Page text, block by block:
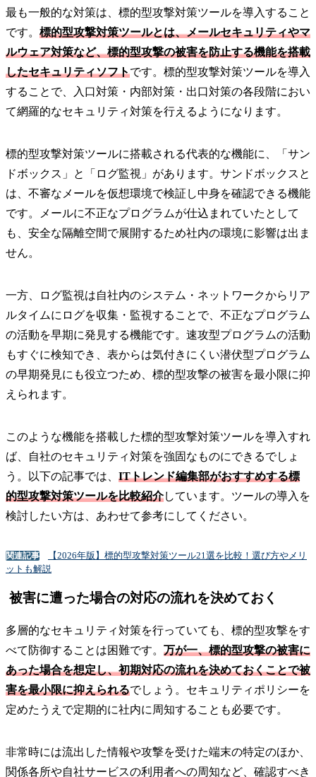
最も一般的な対策は、標的型攻撃対策ツールを導入すること
です。 標的型攻撃対策ツールとは、メールセキュリティやマ
ルウェア対策など、標的型攻撃の被害を防止する機能を搭載
したセキュリティソフトです。標的型攻撃対策ツールを導入
することで、入口対策・内部対策・出口対策の各段階におい
て網羅的なセキュリティ対策を行えるようになります。
標的型攻撃対策ツールに搭載される代表的な機能に、「サン
ドボックス」と「ログ監視」があります。サンドボックスと
は、不審なメールを仮想環境で検証し中身を確認できる機能
です。メールに不正なプログラムが仕込まれていたとして
も、安全な隔離空間で展開するため社内の環境に影響は出ま
せん。
一方、ログ監視は自社内のシステム・ネットワークからリア
ルタイムにログを収集・監視することで、不正なプログラム
の活動を早期に発見する機能です。速攻型プログラムの活動
もすぐに検知でき、表からは気付きにくい潜伏型プログラム
の早期発見にも役立つため、標的型攻撃の被害を最小限に抑
えられます。
このような機能を搭載した標的型攻撃対策ツールを導入すれ
ば、自社のセキュリティ対策を強固なものにできるでしょ
う。以下の記事では、 ITトレンド編集部がおすすめする標
的型攻撃対策ツールを比較紹介しています。ツールの導入を
検討したい方は、あわせて参考にしてください。
関連記事
【2026年版】標的型攻撃対策ツール21選を比較！選び方やメリ
ットも解説
被害に遭った場合の対応の流れを決めておく
多層的なセキュリティ対策を行っていても、標的型攻撃をす
べて防御することは困難です。 万が一、標的型攻撃の被害に
あった場合を想定し、初期対応の流れを決めておくことで被
害を最小限に抑えられるでしょう。セキュリティポリシーを
定めたうえで定期的に社内に周知することも必要です。
非常時には流出した情報や攻撃を受けた端末の特定のほか、
関係各所や自社サービスの利用者への周知など、確認すべき